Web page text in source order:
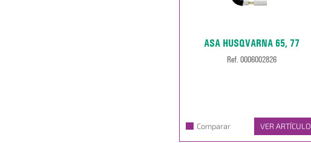
ASA HUSQVARNA 65, 77
Ref. 0006002826
Comparar VER ARTÍCULO